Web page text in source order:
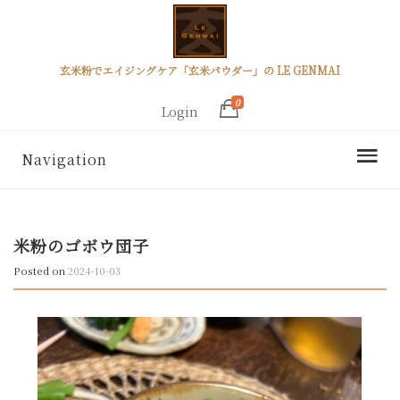
玄米粉でエイジングケア「玄米パウダー」の LE GENMAI
Login
0
Navigation
米粉のゴボウ団子
Posted on2024-10-03